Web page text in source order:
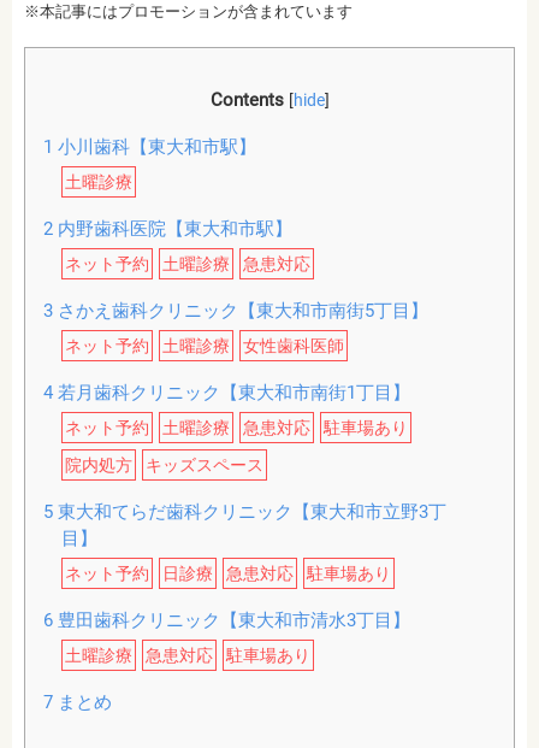
※本記事にはプロモーションが含まれています
Contents [hide]
1 小川歯科【東大和市駅】
土曜診療
2内野歯科医院【東大和市駅】
ネット予約 土曜診療 急患対応
3さかえ歯科クリニック【東大和市南街5丁目】
ネット予約 土曜診療 女性歯科医師
4若月歯科クリニック【東大和市南街1丁目】
ネット予約 土曜診療 急患対応
駐車場あり
院内処方
キッズスペース
5東大和てらだ歯科クリニック【東大和市立野3丁
目】
ネット予約 日診療 急患対応 駐車場あり
6豊田歯科クリニック【東大和市清水3丁目】
土曜診療 急患対応 駐車場あり
7まとめ